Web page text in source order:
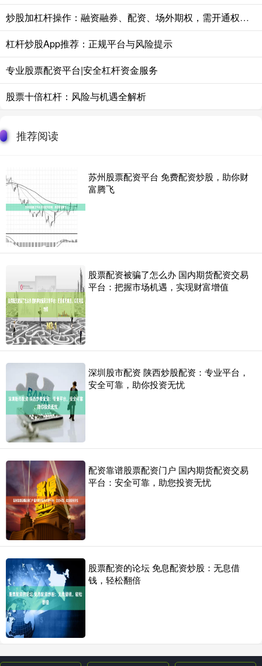
炒股加杠杆操作：融资融券、配资、场外期权，需开通权限并注意风险。
杠杆炒股App推荐：正规平台与风险提示
专业股票配资平台|安全杠杆资金服务
股票十倍杠杆：风险与机遇全解析
推荐阅读
苏州股票配资平台 免费配资炒股，助你财
富腾飞
股票配资被骗了怎么办 国内期货配资交易
平台：把握市场机遇，实现财富增值
深圳股市配资 陕西炒股配资：专业平台，
安全可靠，助你投资无忧
配资靠谱股票配资门户 国内期货配资交易
平台：安全可靠，助您投资无忧
股票配资的论坛 免息配资炒股：无息借
钱，轻松翻倍